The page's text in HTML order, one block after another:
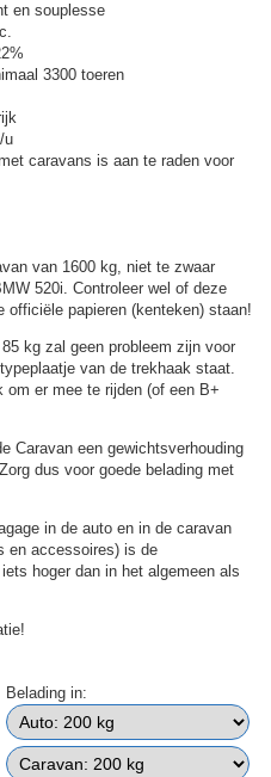
en souplesse
3300 toeren
u
caravans is aan te raden voor
van 1600 kg, niet te zwaar
520i. Controleer wel of deze
officiële papieren (kenteken) staan!
kg zal geen probleem zijn voor
van de trekhaak staat.
er mee te rijden (of een B+
Caravan een gewichtsverhouding
dus voor goede belading met
in de auto en in de caravan
en accessoires) is de
hoger dan in het algemeen als
Belading in: